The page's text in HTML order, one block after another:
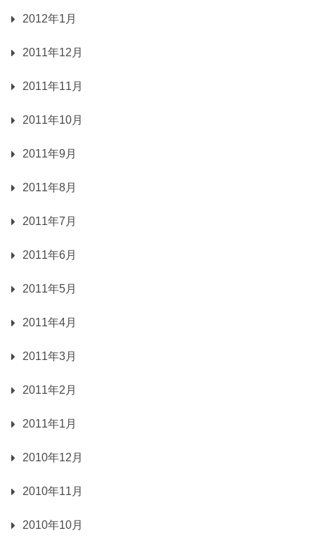
2012年1月
2011年12月
2011年11月
2011年10月
2011年9月
2011年8月
2011年7月
2011年6月
2011年5月
2011年4月
2011年3月
2011年2月
2011年1月
2010年12月
2010年11月
2010年10月